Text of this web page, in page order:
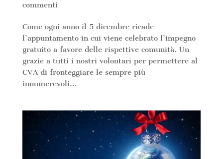
commenti
Come ogni anno il 5 dicembre ricade
l’appuntamento in cui viene celebrato l’impegno
gratuito a favore delle rispettive comunità. Un
grazie a tutti i nostri volontari per permettere al
CVA di fronteggiare le sempre più
innumerevoli...